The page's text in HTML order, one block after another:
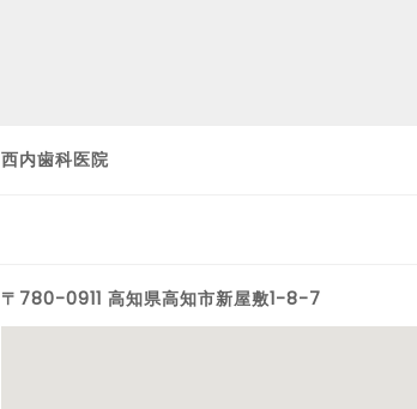
西内歯科医院
〒780-0911 高知県高知市新屋敷1-8-7